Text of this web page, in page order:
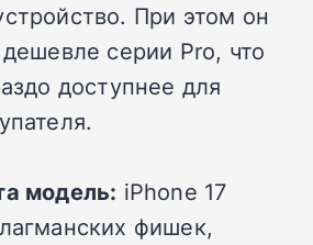
При этом он
серии Pro, что
доступнее для
модель: iPhone 17
фишек,